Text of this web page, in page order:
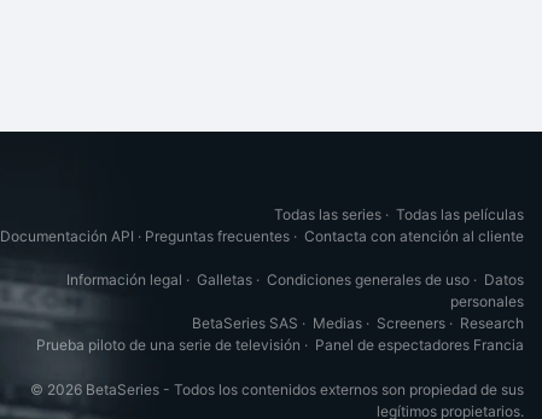
Todas las series · Todas las películas
Documentación API · Preguntas frecuentes · Contacta con atención al cliente
Información legal · Galletas · Condiciones generales de uso · Datos
personales
BetaSeries SAS · Medias · Screeners · Research
Prueba piloto de una serie de televisión · Panel de espectadores Francia
© 2026 BetaSeries - Todos los contenidos externos son propiedad de sus
legítimos propietarios.